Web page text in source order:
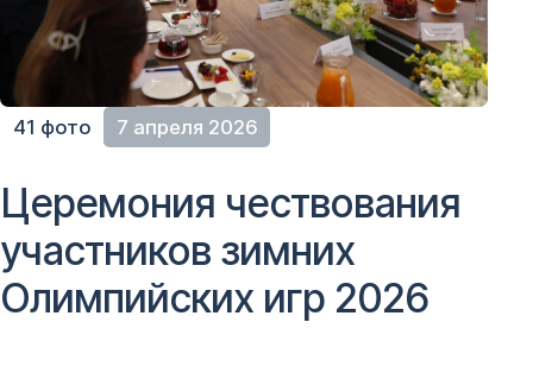
41 фото 7 апреля 2026
Церемония чествования
участников зимних
Олимпийских игр 2026